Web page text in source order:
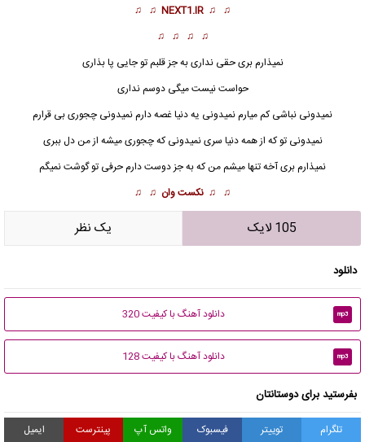
♫ ♫
NEXT1.IR
♫ ♫
♫ ♫ ♫ ♫
نمیذارم بری حقی نداری به جز قلبم تو جایی پا بذاری
حواست نیست میگی دوسم نداری
نمیدونی نباشی کم میارمنمیدونی یه دنیا غصه دارم نمیدونی چجوری بی قرارم
نمیدونی تو که از همه دنیا سری نمیدونی که چجوری میشه از من دل ببری
نمیذارم بری آخه تنها میشم من که به جز دوست دارم حرفی تو گوشت نمیگم
♫ ♫ نکست وان ♫ ♫
105 لایک يک نظر
دانلود
mp3 دانلود آهنگ با کیفیت 320
mp3 دانلود آهنگ با کیفیت 128
بفرستید برای دوستانتان
تلگرام توییتر فیسبوک واتس آپ پینترست ایمیل